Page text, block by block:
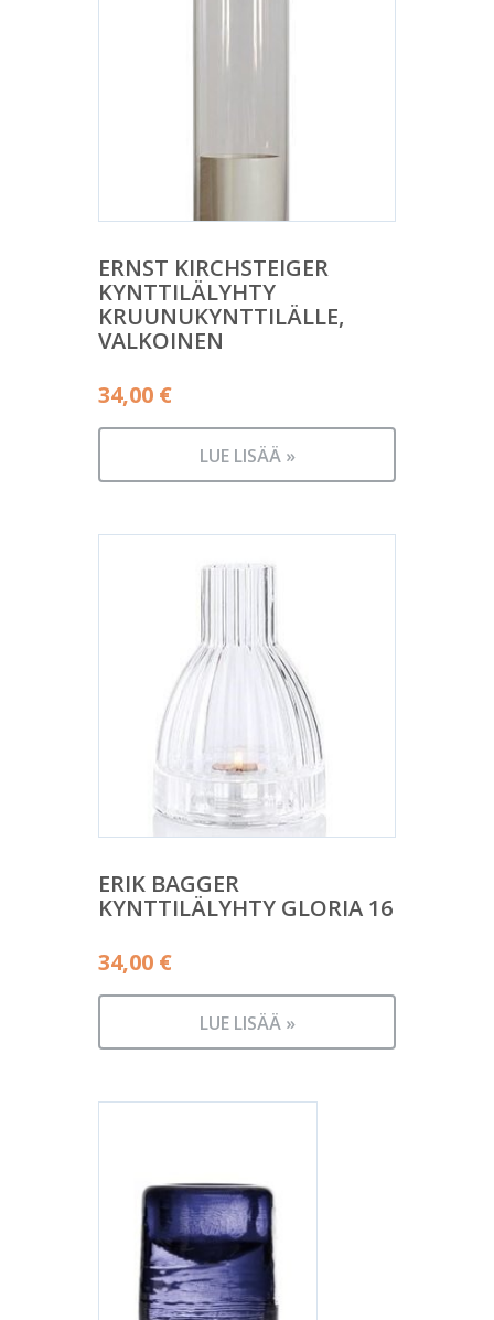
ERNST KIRCHSTEIGER
KYNTTILÄLYHTY
KRUUNUKYNTTILÄLLE,
VALKOINEN
34,00 €
LUE LISÄÄ »
ERIK BAGGER
KYNTTILÄLYHTY GLORIA 16
34,00 €
LUE LISÄÄ »